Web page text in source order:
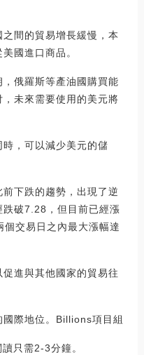
間的貿易增長緩慢，本
國進口商品。
俄羅斯等產油國購買能
未來需要使用的美元將
，可以減少美元的儲
下跌的趨勢，出現了逆
跌破7.28，但目前已經漲
交易日之內最大漲幅達
進與其他國家的貿易往
際地位。Billions項目組
只需2-3分鐘。